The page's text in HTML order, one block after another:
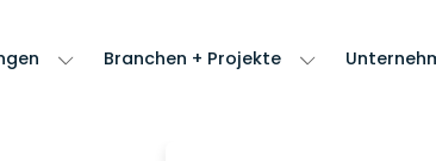
Branchen + Projekte